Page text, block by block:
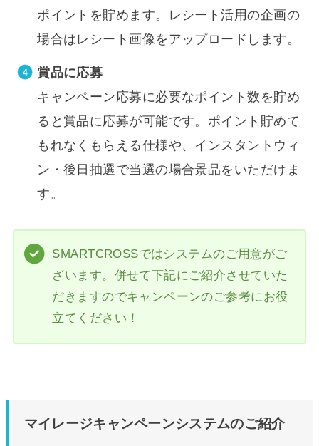
ポイントを貯めます。レシート活用の企画の
場合はレシート画像をアップロードします。
賞品に応募
キャンペーン応募に必要なポイント数を貯め
ると賞品に応募が可能です。ポイント貯めて
もれなくもらえる仕様や、インスタントウィ
ン・後日抽選で当選の場合景品をいただけま
す。
SMARTCROSSではシステムのご用意がご
ざいます。併せて下記にご紹介させていた
だきますのでキャンペーンのご参考にお役
立てください！
マイレージキャンペーンシステムのご紹介